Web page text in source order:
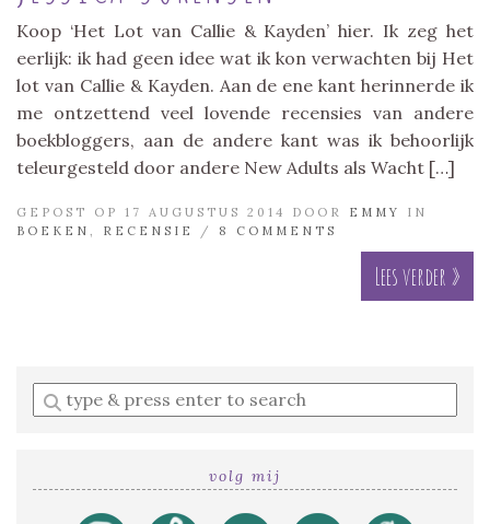
Koop ‘Het Lot van Callie & Kayden’ hier. Ik zeg het
eerlijk: ik had geen idee wat ik kon verwachten bij Het
lot van Callie & Kayden. Aan de ene kant herinnerde ik
me ontzettend veel lovende recensies van andere
boekbloggers, aan de andere kant was ik behoorlijk
teleurgesteld door andere New Adults als Wacht […]
GEPOST OP 17 AUGUSTUS 2014 DOOR EMMY
IN
BOEKEN
RECENSIE / 8 COMMENTS
Lees verder »
Enter
a
volg mij